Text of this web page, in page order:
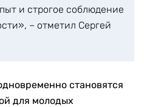
и строгое соблюдение
– отметил Сергей
становятся
для молодых